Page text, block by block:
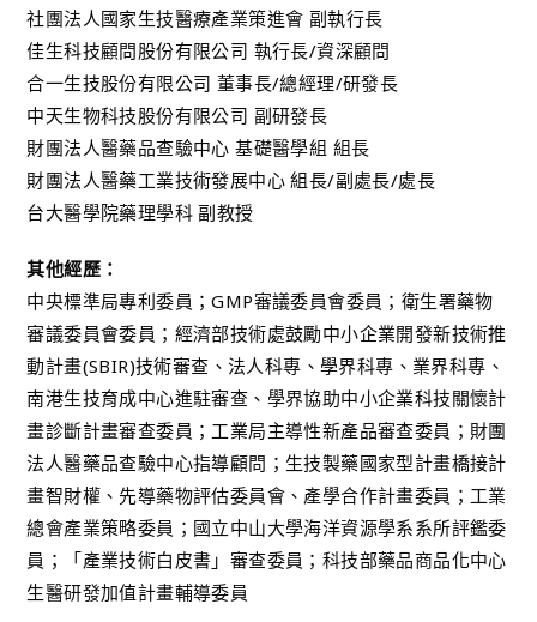
社團法人國家生技醫療產業策進會 副執行長
佳生科技顧問股份有限公司 執行長/資深顧問
合一生技股份有限公司 董事長/總經理/研發長
中天生物科技股份有限公司 副研發長
財團法人醫藥品查驗中心 基礎醫學組 組長
財團法人醫藥工業技術發展中心 組長/副處長/處長
台大醫學院藥理學科 副教授
其他經歷：
中央標準局專利委員；GMP審議委員會委員；衛生署藥物
審議委員會委員；經濟部技術處鼓勵中小企業開發新技術推
動計畫(SBIR)技術審查、法人科專、學界科專、業界科專、
南港生技育成中心進駐審查、學界協助中小企業科技關懷計
畫診斷計畫審查委員；工業局主導性新產品審查委員；財團
法人醫藥品查驗中心指導顧問；生技製藥國家型計畫橋接計
畫智財權、先導藥物評估委員會、產學合作計畫委員；工業
總會產業策略委員；國立中山大學海洋資源學系系所評鑑委
員；「產業技術白皮書」審查委員；科技部藥品商品化中心
生醫研發加值計畫輔導委員